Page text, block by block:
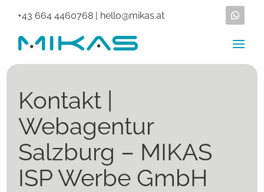
+43 664 4460768 | hello@mikas.at
Kontakt |
Webagentur
Salzburg – MIKAS
ISP Werbe GmbH